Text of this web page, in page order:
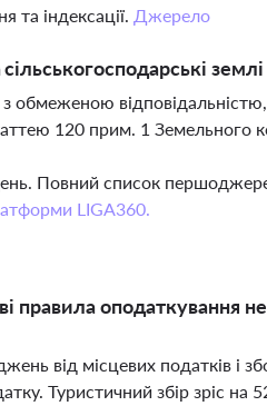
індексації. Джерело
обмеженою
120 прим. 1 Земельного
Повний список
LIGA360.
правила оподаткування
від місцевих податків і
Туристичний збір зріс на